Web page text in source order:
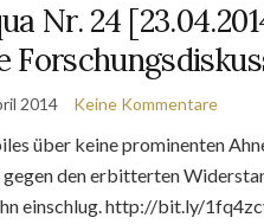
Nr. 24
2014 Keine Kommentare
über keine prominenten
den erbitterten
einschlug. http://bit.ly/